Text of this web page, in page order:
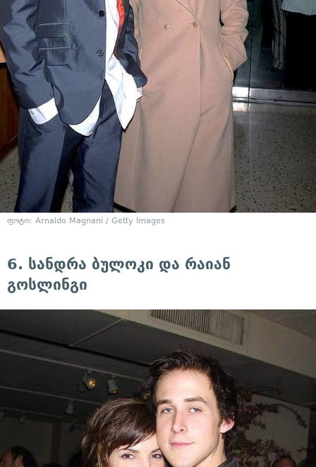
ფოტო: Arnaldo Magnani / Getty Images
6. სანდრა ბულოკი და რაიან
გოსლინგი